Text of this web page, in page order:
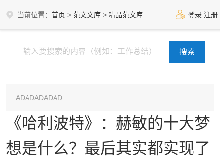
当前位置： 首页 > 范文文库 > 精品范文库 登录 注册
ADADADADAD
《哈利波特》：赫敏的十大梦
想是什么？最后其实都实现了